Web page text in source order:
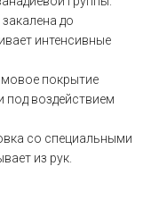
до
интенсивные
покрытие
под воздействием
со специальными
из рук.